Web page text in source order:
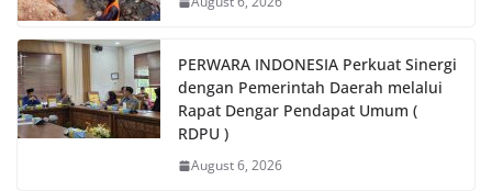
PERWARA INDONESIA Perkuat Sinergi
dengan Pemerintah Daerah melalui
Rapat Dengar Pendapat Umum (
RDPU )
August 6, 2026